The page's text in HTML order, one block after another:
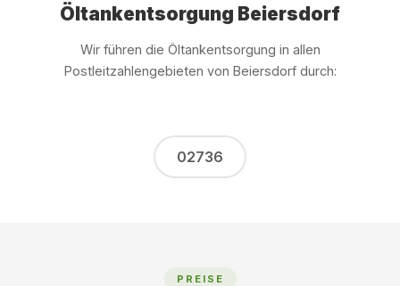
Öltankentsorgung Beiersdorf
Wir führen die Öltankentsorgung in allen
Postleitzahlengebieten von Beiersdorf durch:
02736
PREISE